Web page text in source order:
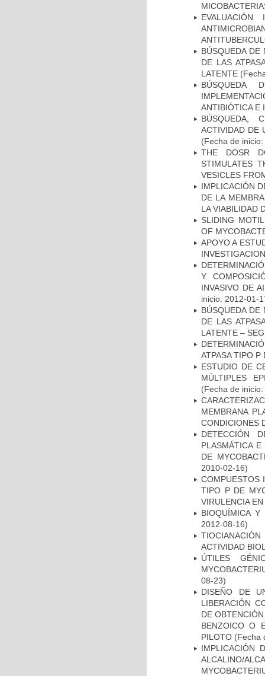
BÚSQUEDA DE
DE LAS
LATENTE
BÚSQUEDA
ANTIBIÓTICA E
BÚSQUEDA,
ACTIVIDAD DE
(Fecha de
THE DOSR
STIMULATES
VESICLES
IMPLICACIÓN
DE LA
LA VIABILIDAD
SLIDING
OF
APOYO A
Y
INVASIVO DE
inicio: 2012-01-
BÚSQUEDA DE
DE LAS
LATENTE –
ATPASA TIPO
ESTUDIO DE
MÚLTIPLES
(Fecha de
MEMBRANA
CONDICIONES
DETECCIÓN
PLASMÁTICA
DE
2010-02-16)
COMPUESTOS
TIPO P DE
VIRULENCIA
BIOQUÍMICA Y
2012-08-16)
ACTIVIDAD
ÚTILES
08-23)
DISEÑO DE
LIBERACIÓN
DE
BENZOICO O
PILOTO (Fecha
IMPLICACIÓN
ALCALINO/